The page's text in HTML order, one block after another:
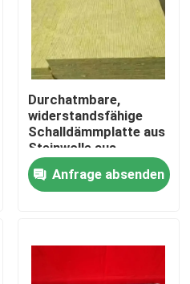
Durchatmbare,
widerstandsfähige
Schalldämmplatte aus
Steinwolle aus
nachhaltigen
Materialien
Anfrage absenden